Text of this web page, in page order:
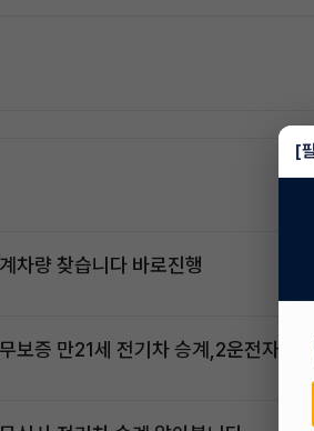
렌탈 승계차량 찾습니다 바로진행
보증 만21세 전기차 승계,2운전자
[